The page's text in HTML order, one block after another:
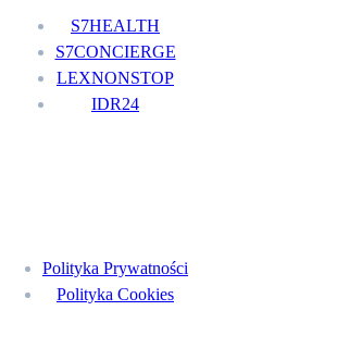
S7HEALTH
S7CONCIERGE
LEXNONSTOP
IDR24
Polityka Prywatności
Polityka Cookies